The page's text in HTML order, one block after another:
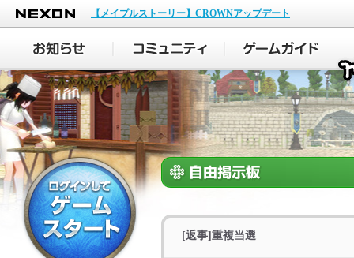
NEXON
【メイプルストーリー】CROWNアップデート
[返事]重複当選